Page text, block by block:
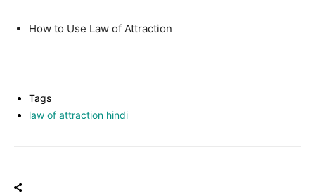
How to Use Law of Attraction
Tags
law of attraction hindi